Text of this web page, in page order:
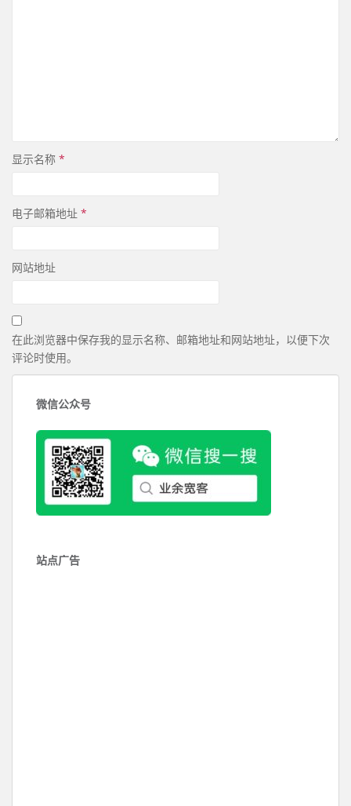
显示名称 *
电子邮箱地址 *
网站地址
在此浏览器中保存我的显示名称、邮箱地址和网站地址，以便下次
评论时使用。
微信公众号
站点广告